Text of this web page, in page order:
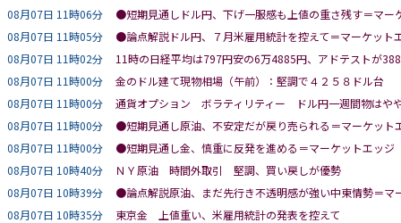
08月07日 11時06分
●短期見通しドル円、下げ一服感も上値の重さ残す＝マー
08月07日 11時05分
●論点解説ドル円、７月米雇用統計を控えて＝マーケット
08月07日 11時02分
11時の日経平均は797円安の6万4885円、アドテストが
08月07日 11時00分
金のドル建て現物相場（午前）：堅調で４２５８ドル台
08月07日 11時00分
通貨オプション ボラティリティー ドル円一週間物はや
08月07日 11時00分
●短期見通し原油、不安定だが戻り売られる＝マーケット
08月07日 11時00分
●短期見通し金、慎重に反発を進める＝マーケットエッジ
08月07日 10時40分
ＮＹ原油 時間外取引 堅調、買い戻しが優勢
08月07日 10時39分
●論点解説原油、まだ先行き不透明感が強い中東情勢＝マ
08月07日 10時35分
東京金 上値重い、米雇用統計の発表を控えて